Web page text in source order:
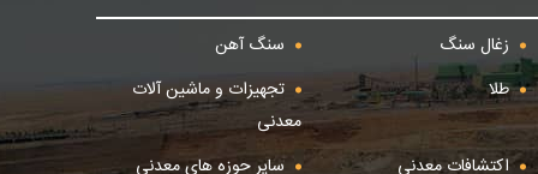
زغال سنگ
سنگ آهن
طلا
تجهیزات و ماشین آلات
معدنی
اکتشافات معدنی سایر حوزه های معدنی